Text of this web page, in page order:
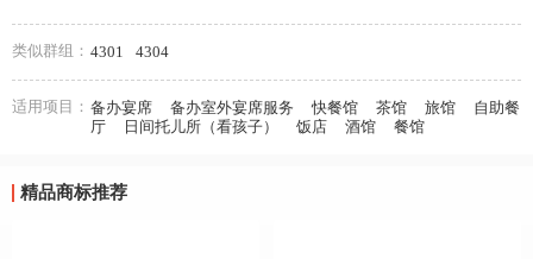
类似群组： 4301 4304
适用项目： 备办宴席 备办室外宴席服务 快餐馆 茶馆 旅馆
自助餐
厅
日间托儿所（看孩子） 饭店 酒馆 餐馆
精品商标推荐